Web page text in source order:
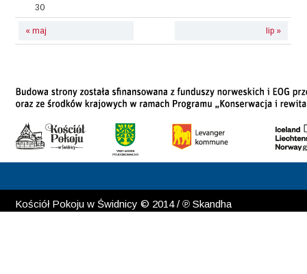
« maj lip »
30
Kościół Pokoju w Świdnicy © 2014 / ℗ Skandha